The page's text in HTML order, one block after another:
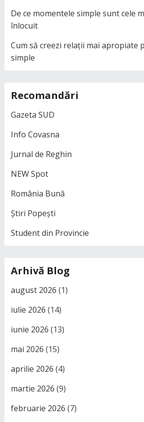
De ce momentele simple sunt cele
înlocuit
Cum să creezi relații mai apropiate
simple
Recomandări
Gazeta SUD
Info Covasna
Jurnal de Reghin
NEW Spot
România Bună
Știri Popești
Student din Provincie
Arhivă Blog
august 2026 (1)
iulie 2026 (14)
iunie 2026 (13)
mai 2026 (15)
aprilie 2026 (4)
martie 2026 (9)
februarie 2026 (7)